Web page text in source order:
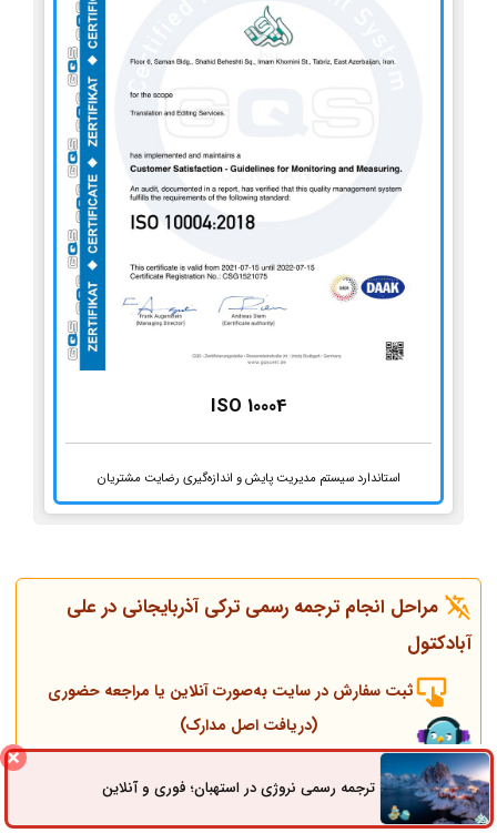
ISO 10004
استاندارد سیستم مدیریت پایش و اندازه‌گیری رضایت مشتریان
مراحل انجام ترجمه رسمی ترکی آذربایجانی در علی
آبادکتول
ثبت سفارش در سایت به‌صورت آنلاین یا مراجعه حضوری
(دریافت اصل مدارک)
تماس همکاران و مشاوره قبل از انجام ترجمه
ترجمه رسمی نروژی در استهبان؛ فوری و آنلاینثبت سفارش راه های ارتباطی